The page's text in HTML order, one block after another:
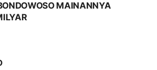
MAINANNYA